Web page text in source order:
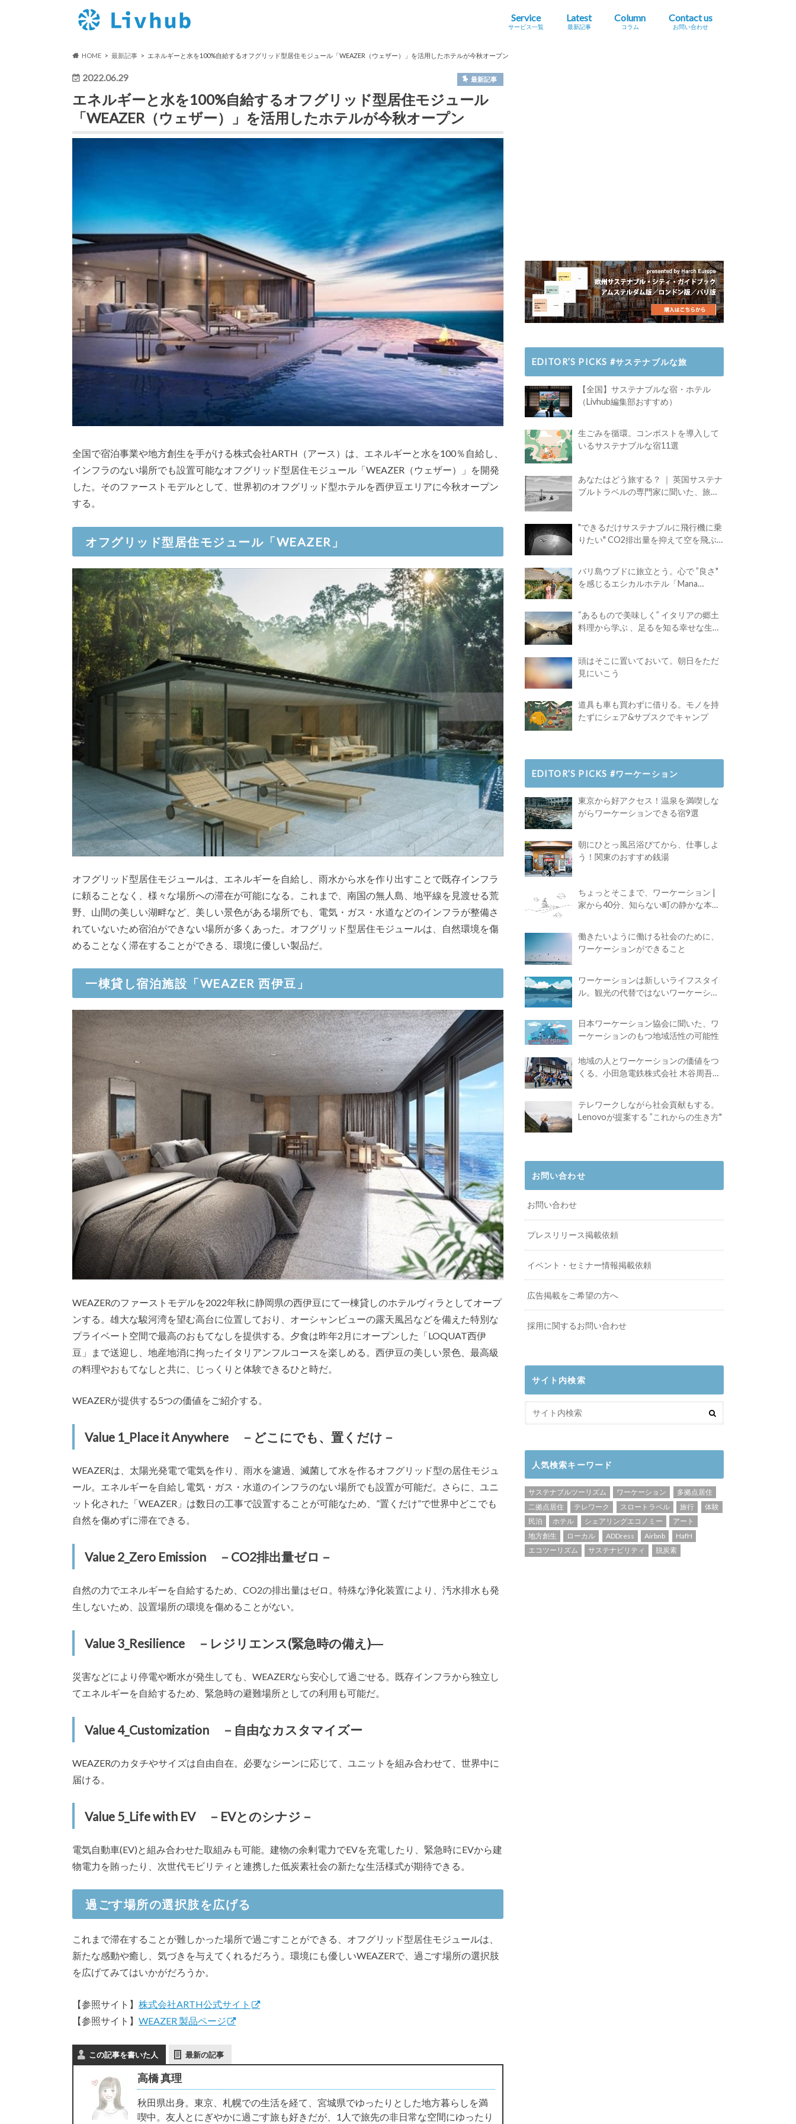
Service
サービス一覧
Latest
最新記事
Column
コラム
Contact us
お問い合わせ
HOME 最新記事 エネルギーと水を100%自給するオフグリッド型居住モジュール「WEAZER（ウェザー）」を活用したホテルが今秋オープン
2022.06.29 最新記事
エネルギーと水を100%自給するオフグリッド型居住モジュール
「WEAZER（ウェザー）」を活用したホテルが今秋オープン
全国で宿泊事業や地方創生を手がける株式会社ARTH（アース）は、エネルギーと水を100％自給し、
インフラのない場所でも設置可能なオフグリッド型居住モジュール「WEAZER（ウェザー）」を開発
した。そのファーストモデルとして、世界初のオフグリッド型ホテルを西伊豆エリアに今秋オープン
する。
オフグリッド型居住モジュール「WEAZER」
オフグリッド型居住モジュールは、エネルギーを自給し、雨水から水を作り出すことで既存インフラ
に頼ることなく、様々な場所への滞在が可能になる。これまで、南国の無人島、地平線を見渡せる荒
野、山間の美しい湖畔など、美しい景色がある場所でも、電気・ガス・水道などのインフラが整備さ
れていないため宿泊ができない場所が多くあった。オフグリッド型居住モジュールは、自然環境を傷
めることなく滞在することができる、環境に優しい製品だ。
一棟貸し宿泊施設「WEAZER 西伊豆」
WEAZERのファーストモデルを2022年秋に静岡県の西伊豆にて一棟貸しのホテルヴィラとしてオープ
ンする。雄大な駿河湾を望む高台に位置しており、オーシャンビューの露天風呂などを備えた特別な
プライベート空間で最高のおもてなしを提供する。夕食は昨年2月にオープンした「LOQUAT西伊
豆」まで送迎し、地産地消に拘ったイタリアンフルコースを楽しめる。西伊豆の美しい景色、最高級
の料理やおもてなしと共に、じっくりと体験できるひと時だ。
WEAZERが提供する5つの価値をご紹介する。
Value 1_Place it Anywhere －どこにでも、置くだけ－
WEAZERは、太陽光発電で電気を作り、雨水を濾過、滅菌して水を作るオフグリッド型の居住モジュ
ール。エネルギーを自給し電気・ガス・水道のインフラのない場所でも設置が可能だ。さらに、ユニ
ット化された「WEAZER」は数日の工事で設置することが可能なため、”置くだけ”で世界中どこでも
自然を傷めずに滞在できる。
Value 2_Zero Emission －CO2排出量ゼロ－
自然の力でエネルギーを自給するため、CO2の排出量はゼロ。特殊な浄化装置により、汚水排水も発
生しないため、設置場所の環境を傷めることがない。
Value 3_Resilience －レジリエンス(緊急時の備え)―
災害などにより停電や断水が発生しても、WEAZERなら安心して過ごせる。既存インフラから独立し
てエネルギーを自給するため、緊急時の避難場所としての利用も可能だ。
Value 4_Customization －自由なカスタマイズー
WEAZERのカタチやサイズは自由自在。必要なシーンに応じて、ユニットを組み合わせて、世界中に
届ける。
Value 5_Life with EV －EVとのシナジ－
電気自動車(EV)と組み合わせた取組みも可能。建物の余剰電力でEVを充電したり、緊急時にEVから建
物電力を賄ったり、次世代モビリティと連携した低炭素社会の新たな生活様式が期待できる。
過ごす場所の選択肢を広げる
これまで滞在することが難しかった場所で過ごすことができる、オフグリッド型居住モジュールは、
新たな感動や癒し、気づきを与えてくれるだろう。環境にも優しいWEAZERで、過ごす場所の選択肢
を広げてみてはいかがだろうか。
【参照サイト】 株式会社ARTH公式サイト
【参照サイト】 WEAZER 製品ページ
この記事を書いた人 最新の記事
高橋 真理
秋田県出身。東京、札幌での生活を経て、宮城県でゆったりとした地方暮らしを満
喫中。友人とにぎやかに過ごす旅も好きだが、1人で旅先の非日常な空間にゆったり
EDITOR’S PICKS #サステナブルな旅
【全国】サステナブルな宿・ホテル
（Livhub編集部おすすめ）
生ごみを循環。コンポストを導入して
いるサステナブルな宿11選
あなたはどう旅する？ ｜ 英国サステナ
ブルトラベルの専門家に聞いた、旅の
"できるだけサステナブルに飛行機に乗
りたい" CO2排出量を抑えて空を飛ぶ
バリ島ウブドに旅立とう。心で ”良さ"
を感じるエシカルホテル「Mana
“あるもので美味しく” イタリアの郷土
料理から学ぶ 、足るを知る幸せな生き
頭はそこに置いておいて。朝日をただ
見にいこう
道具も車も買わずに借りる。モノを持
たずにシェア&サブスクでキャンプ
EDITOR’S PICKS #ワーケーション
東京から好アクセス！温泉を満喫しな
がらワーケーションできる宿9選
朝にひとっ風呂浴びてから、仕事しよ
う！関東のおすすめ銭湯
ちょっとそこまで、ワーケーション |
家から40分、知らない町の静かな本屋
働きたいように働ける社会のために、
ワーケーションができること
ワーケーションは新しいライフスタイ
ル。観光の代替ではないワーケーショ
日本ワーケーション協会に聞いた、ワ
ーケーションのもつ地域活性の可能性
地域の人とワーケーションの価値をつ
くる。小田急電鉄株式会社 木谷周吾さ
テレワークしながら社会貢献もする。
Lenovoが提案する ”これからの生き方"
お問い合わせ
お問い合わせ
プレスリリース掲載依頼
イベント・セミナー情報掲載依頼
広告掲載をご希望の方へ
採用に関するお問い合わせ
サイト内検索
人気検索キーワード
サステナブルツーリズム ワーケーション
多拠点居住
二拠点居住
テレワーク スロートラベル 旅行
体験
民泊
ホテル シェアリングエコノミー
アート
地方創生
ローカル ADDress Airbnb
HafH
エコツーリズム
サステナビリティ 脱炭素